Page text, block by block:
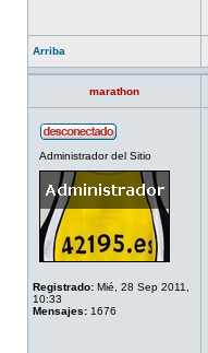
Arriba
marathon
Administrador del Sitio
Registrado: Mié, 28 Sep 2011,
10:33
Mensajes: 1676